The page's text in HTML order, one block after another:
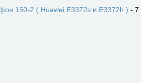
150-2 ( Huawei E3372s и E3372h ) - 7